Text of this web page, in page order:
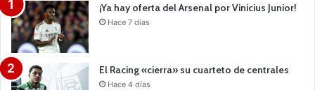
¡Ya hay oferta del Arsenal por Vinicius Junior!
Hace 7 días
El Racing «cierra» su cuarteto de centrales
Hace 4 días